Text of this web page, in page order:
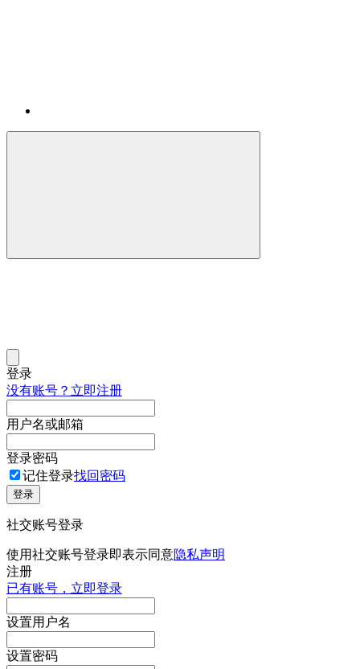
登录
没有账号？立即注册
用户名或邮箱
登录密码
记住登录找回密码
登录
社交账号登录
使用社交账号登录即表示同意隐私声明
注册
已有账号，立即登录
设置用户名
设置密码